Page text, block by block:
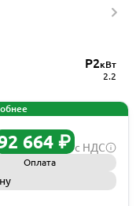
P2кВт
2.2
664 ₽ с НДС
Оплата